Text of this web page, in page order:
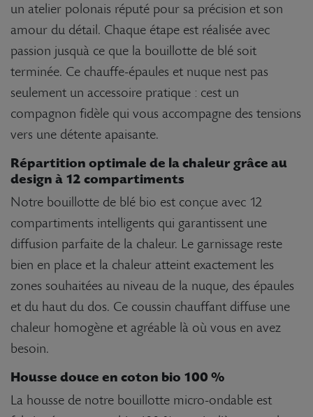
un atelier polonais réputé pour sa précision et son
amour du détail. Chaque étape est réalisée avec
passion jusquà ce que la bouillotte de blé soit
terminée. Ce chauffe-épaules et nuque nest pas
seulement un accessoire pratique : cest un
compagnon fidèle qui vous accompagne des tensions
vers une détente apaisante.
Répartition optimale de la chaleur grâce au
design à 12 compartiments
Notre bouillotte de blé bio est conçue avec 12
compartiments intelligents qui garantissent une
diffusion parfaite de la chaleur. Le garnissage reste
bien en place et la chaleur atteint exactement les
zones souhaitées au niveau de la nuque, des épaules
et du haut du dos. Ce coussin chauffant diffuse une
chaleur homogène et agréable là où vous en avez
besoin.
Housse douce en coton bio 100 %
La housse de notre bouillotte micro-ondable est